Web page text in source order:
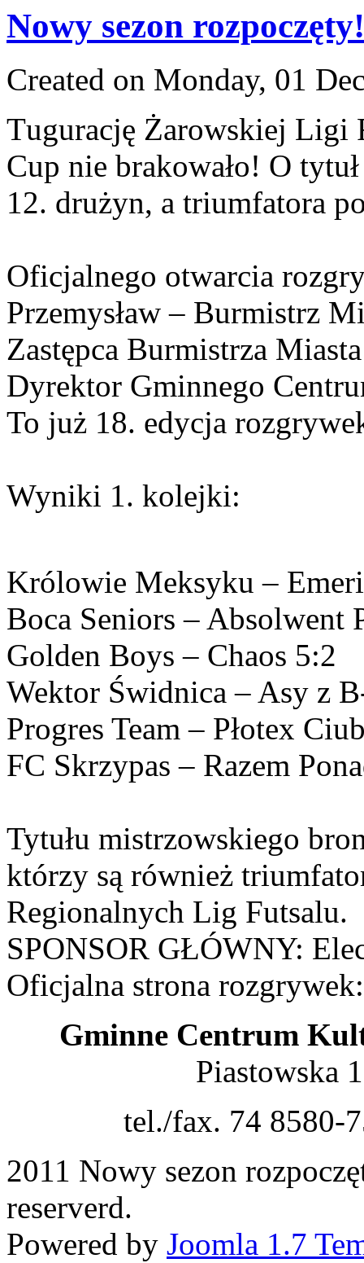
Nowy sezon rozpoczęty!
Created on Monday, 01
Tugurację Żarowskiej Ligi
Cup nie brakowało! O
12. drużyn, a triumfatora
Oficjalnego otwarcia
Przemysław – Burmistrz
Zastępca Burmistrza
Dyrektor Gminnego
To już 18. edycja
Wyniki 1. kolejki:
Królowie Meksyku –
Boca Seniors – Absolwent
Golden Boys – Chaos 5:2
Wektor Świdnica – Asy z
Progres Team – Płotex
FC Skrzypas – Razem
Tytułu mistrzowskiego
którzy są również
Regionalnych Lig Futsalu.
SPONSOR GŁÓWNY:
Oficjalna strona
Gminne Centrum
Piastowska
tel./fax. 74 8580-
2011 Nowy sezon
reserverd.
Powered by Joomla 1.7